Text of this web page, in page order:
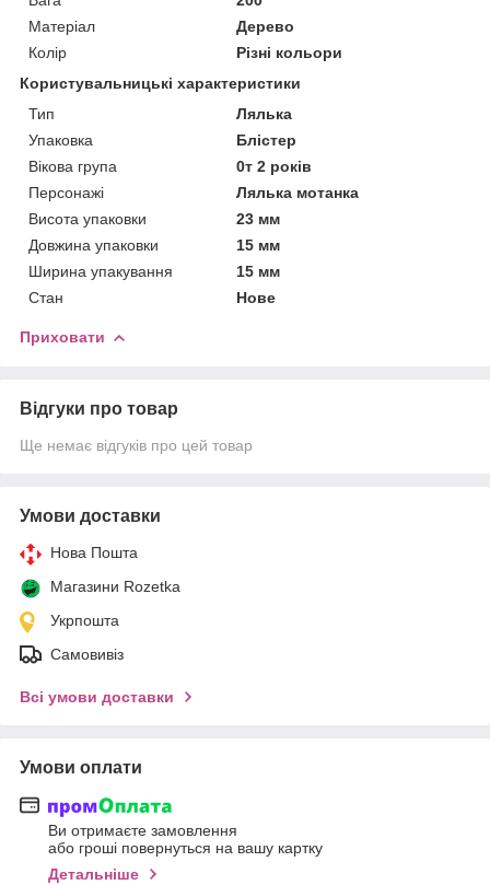
Матеріал
Дерево
Колір
Різні кольори
Користувальницькі характеристики
Тип
Лялька
Упаковка
Блістер
Вікова група
0т 2 років
Персонажі
Лялька мотанка
Висота упаковки
23 мм
Довжина упаковки
15 мм
Ширина упакування
15 мм
Стан
Нове
Приховати
Відгуки про товар
Ще немає відгуків про цей товар
Умови доставки
Нова Пошта
Магазини Rozetka
Укрпошта
Самовивіз
Всі умови доставки
Умови оплати
Ви отримаєте замовлення
або гроші повернуться на вашу картку
Детальніше